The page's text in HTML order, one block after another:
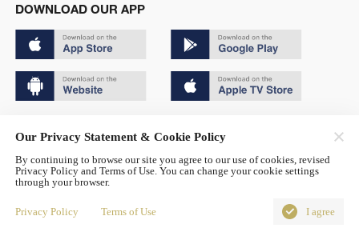
DOWNLOAD OUR APP
京公网安备 11010502050052号
Disinformation report hotline: 010-85061466
Our Privacy Statement & Cookie Policy
By continuing to browse our site you agree to our use of cookies, revised
Privacy Policy and Terms of Use. You can change your cookie settings
through your browser.
Privacy Policy Terms of Use I agree